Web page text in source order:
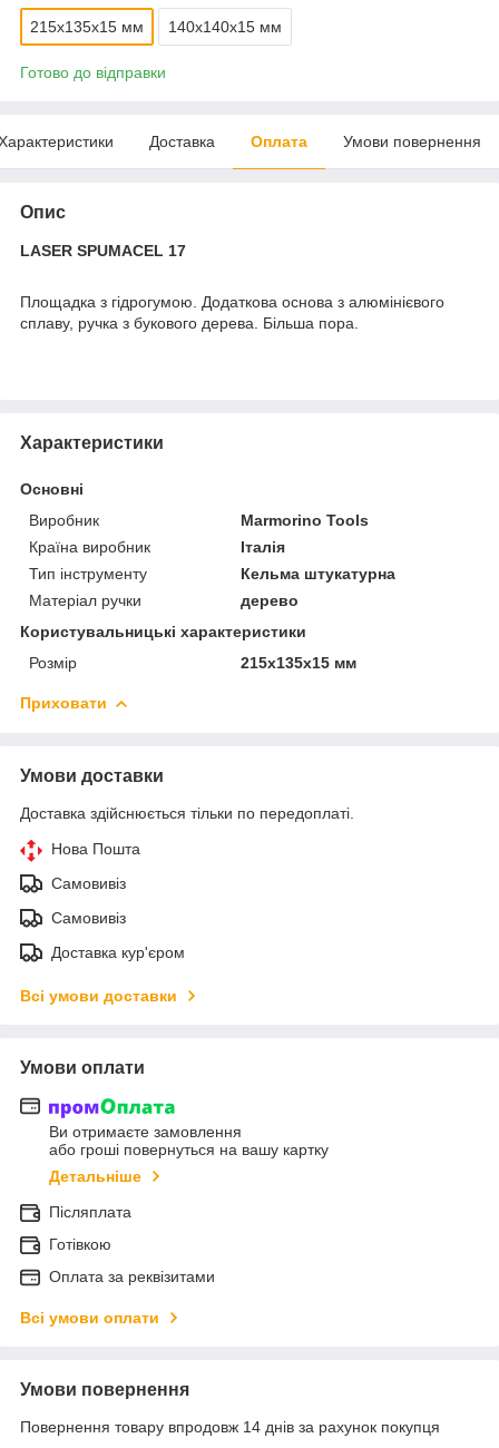
215x135x15 мм 140x140x15 мм
Готово до відправки
Доставка Оплата Умови повернення
Опис
LASER SPUMACEL 17
Площадка з гідрогумою. Додаткова основа з алюмінієвого
сплаву, ручка з букового дерева. Більша пора.
Характеристики
Основні
Виробник
Marmorino Tools
Країна виробник
Італія
Тип інструменту
Кельма штукатурна
Матеріал ручки
дерево
Користувальницькі характеристики
Розмір
215x135x15 мм
Приховати
Умови доставки
Доставка здійснюється тільки по передоплаті.
Нова Пошта
Самовивіз
Самовивіз
Доставка кур'єром
Всі умови доставки
Умови оплати
Ви отримаєте замовлення
або гроші повернуться на вашу картку
Детальніше
Післяплата
Готівкою
Оплата за реквізитами
Всі умови оплати
Умови повернення
Повернення товару впродовж 14 днів за рахунок покупця